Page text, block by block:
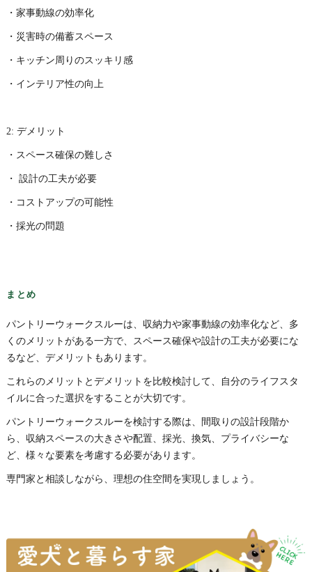
・家事動線の効率化
・災害時の備蓄スペース
・キッチン周りのスッキリ感
・インテリア性の向上
2: デメリット
・スペース確保の難しさ
・ 設計の工夫が必要
・コストアップの可能性
・採光の問題
まとめ
パントリーウォークスルーは、収納力や家事動線の効率化など、多
くのメリットがある一方で、スペース確保や設計の工夫が必要にな
るなど、デメリットもあります。
これらのメリットとデメリットを比較検討して、自分のライフスタ
イルに合った選択をすることが大切です。
パントリーウォークスルーを検討する際は、間取りの設計段階か
ら、収納スペースの大きさや配置、採光、換気、プライバシーな
ど、様々な要素を考慮する必要があります。
専門家と相談しながら、理想の住空間を実現しましょう。